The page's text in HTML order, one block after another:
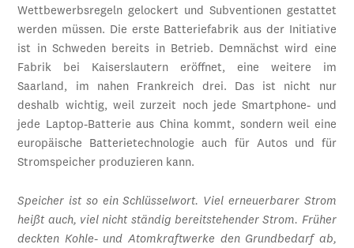
Wettbewerbsregeln gelockert und Subventionen gestattet
werden müssen. Die erste Batteriefabrik aus der Initiative
ist in Schweden bereits in Betrieb. Demnächst wird eine
Fabrik bei Kaiserslautern eröffnet, eine weitere im
Saarland, im nahen Frankreich drei. Das ist nicht nur
deshalb wichtig, weil zurzeit noch jede Smartphone- und
jede Laptop-Batterie aus China kommt, sondern weil eine
europäische Batterietechnologie auch für Autos und für
Stromspeicher produzieren kann.
Speicher ist so ein Schlüsselwort. Viel erneuerbarer Strom
heißt auch, viel nicht ständig bereitstehender Strom. Früher
deckten Kohle- und Atomkraftwerke den Grundbedarf ab,